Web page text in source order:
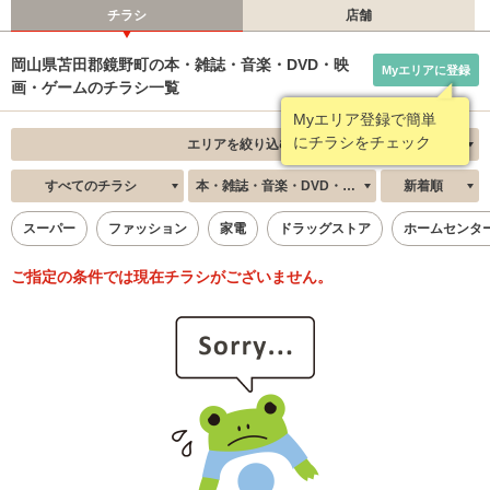
チラシ 店舗
岡山県苫田郡鏡野町の本・雑誌・音楽・DVD・映
画・ゲームのチラシ一覧
Myエリア登録で簡単
にチラシをチェック
Myエリアに登録
エリアを絞り込む
すべてのチラシ 本・雑誌・音楽・DVD・映画・ゲーム 新着順
スーパー ファッション 家電 ドラッグストア ホームセンタ
ご指定の条件では現在チラシがございません。